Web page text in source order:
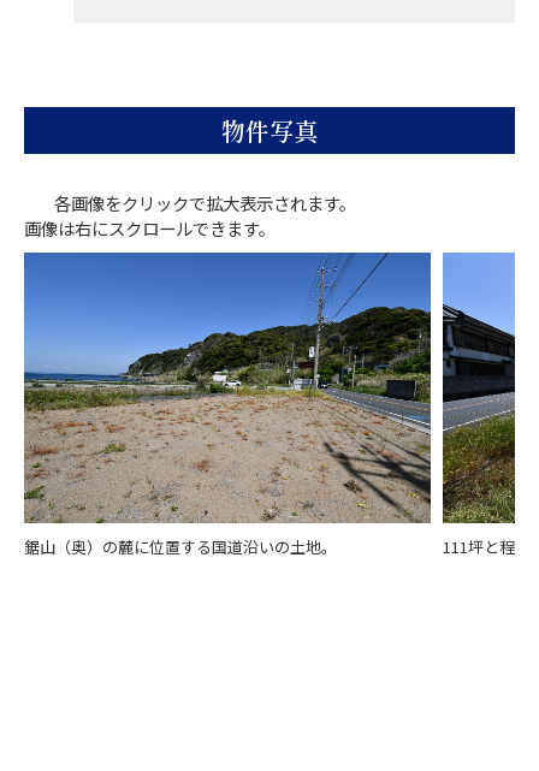
物件写真
各画像をクリックで拡大表示されます。
画像は右にスクロールできます。
鋸山（奥）の麓に位置する国道沿いの土地。 111坪と程よ